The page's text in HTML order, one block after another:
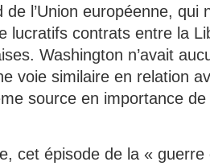
de l’Union européenne,
lucratifs contrats entre la
Washington n’avait
voie similaire en relation
source en importance
cet épisode de la «